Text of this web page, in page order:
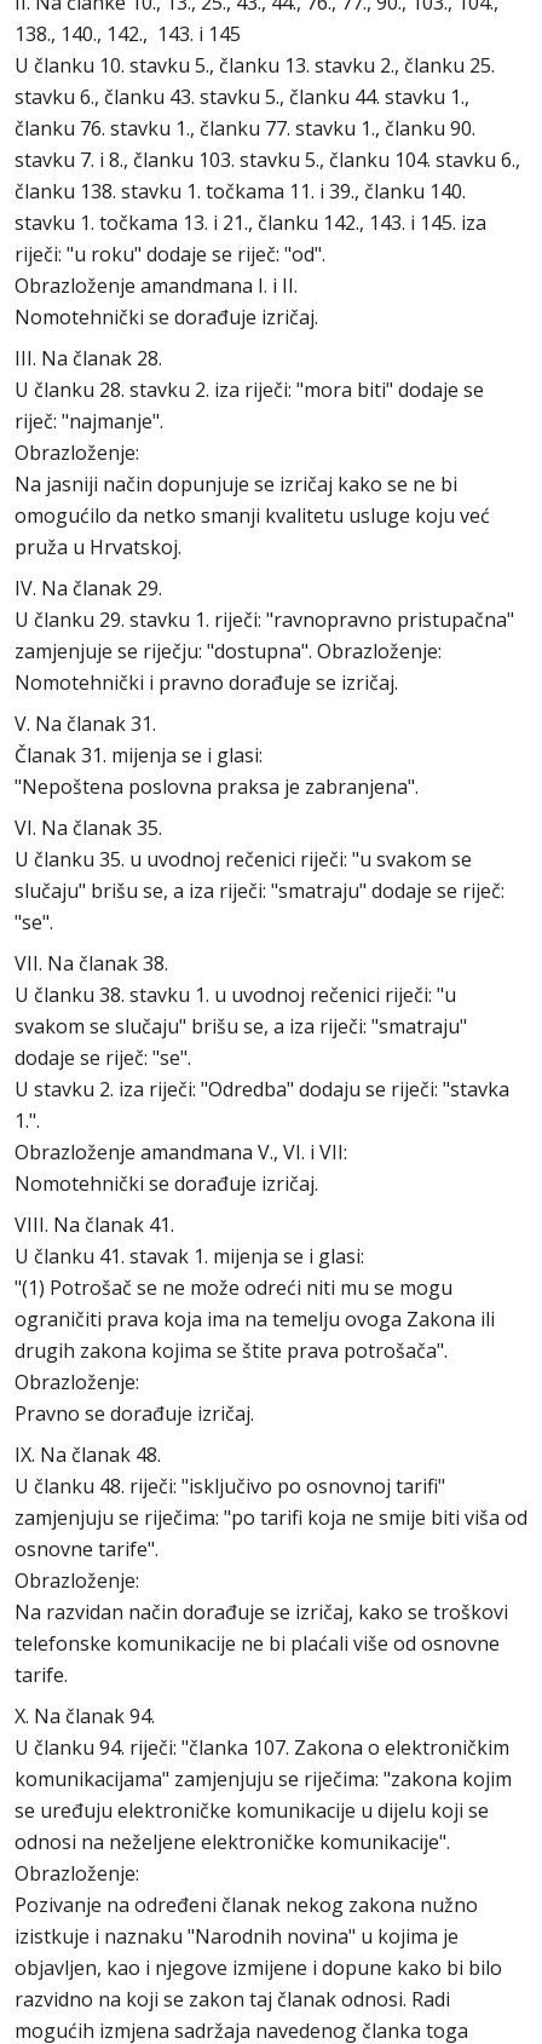
138., 140., 142., 143. i 145
U članku 10. stavku 5., članku 13. stavku 2., članku 25.
stavku 6., članku 43. stavku 5., članku 44. stavku 1.,
članku 76. stavku 1., članku 77. stavku 1., članku 90.
stavku 7. i 8., članku 103. stavku 5., članku 104. stavku 6.,
članku 138. stavku 1. točkama 11. i 39., članku 140.
stavku 1. točkama 13. i 21., članku 142., 143. i 145. iza
riječi: "u roku" dodaje se riječ: "od".
Obrazloženje amandmana I. i II.
Nomotehnički se dorađuje izričaj.
III. Na članak 28.
U članku 28. stavku 2. iza riječi: "mora biti" dodaje se
riječ: "najmanje".
Obrazloženje:
Na jasniji način dopunjuje se izričaj kako se ne bi
omogućilo da netko smanji kvalitetu usluge koju već
pruža u Hrvatskoj.
IV. Na članak 29.
U članku 29. stavku 1. riječi: "ravnopravno pristupačna"
zamjenjuje se riječju: "dostupna". Obrazloženje:
Nomotehnički i pravno dorađuje se izričaj.
V. Na članak 31.
Članak 31. mijenja se i glasi:
"Nepoštena poslovna praksa je zabranjena".
VI. Na članak 35.
U članku 35. u uvodnoj rečenici riječi: "u svakom se
slučaju" brišu se, a iza riječi: "smatraju" dodaje se riječ:
"se".
VII. Na članak 38.
U članku 38. stavku 1. u uvodnoj rečenici riječi: "u
svakom se slučaju" brišu se, a iza riječi: "smatraju"
dodaje se riječ: "se".
U stavku 2. iza riječi: "Odredba" dodaju se riječi: "stavka
1.".
Obrazloženje amandmana V., VI. i VII:
Nomotehnički se dorađuje izričaj.
VIII. Na članak 41.
U članku 41. stavak 1. mijenja se i glasi:
"(1) Potrošač se ne može odreći niti mu se mogu
ograničiti prava koja ima na temelju ovoga Zakona ili
drugih zakona kojima se štite prava potrošača".
Obrazloženje:
Pravno se dorađuje izričaj.
IX. Na članak 48.
U članku 48. riječi: "isključivo po osnovnoj tarifi"
zamjenjuju se riječima: "po tarifi koja ne smije biti viša od
osnovne tarife".
Obrazloženje:
Na razvidan način dorađuje se izričaj, kako se troškovi
telefonske komunikacije ne bi plaćali više od osnovne
tarife.
X. Na članak 94.
U članku 94. riječi: "članka 107. Zakona o elektroničkim
komunikacijama" zamjenjuju se riječima: "zakona kojim
se uređuju elektroničke komunikacije u dijelu koji se
odnosi na neželjene elektroničke komunikacije".
Obrazloženje:
Pozivanje na određeni članak nekog zakona nužno
izistkuje i naznaku "Narodnih novina" u kojima je
objavljen, kao i njegove izmijene i dopune kako bi bilo
razvidno na koji se zakon taj članak odnosi. Radi
mogućih izmjena sadržaja navedenog članka toga